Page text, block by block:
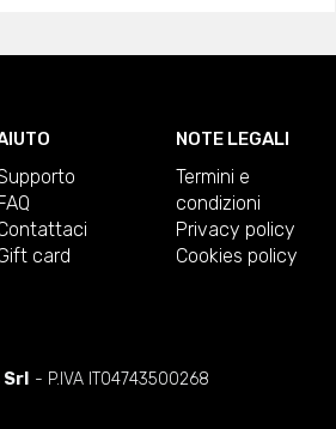
card
NOTE LEGALI
Termini e
condizioni
Privacy policy
Cookies policy
- P.IVA IT04743500268